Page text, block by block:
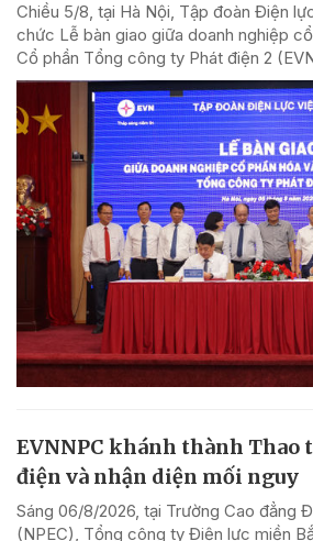
Chiều 5/8, tại Hà Nội, Tập đoàn Điện
chức Lễ bàn giao giữa doanh nghiệp
Cổ phần Tổng công ty Phát điện 2
EVNNPC khánh thành Thao
điện và nhận diện mối nguy
Sáng 06/8/2026, tại Trường Cao đẳng
(NPEC), Tổng công ty Điện lực miền